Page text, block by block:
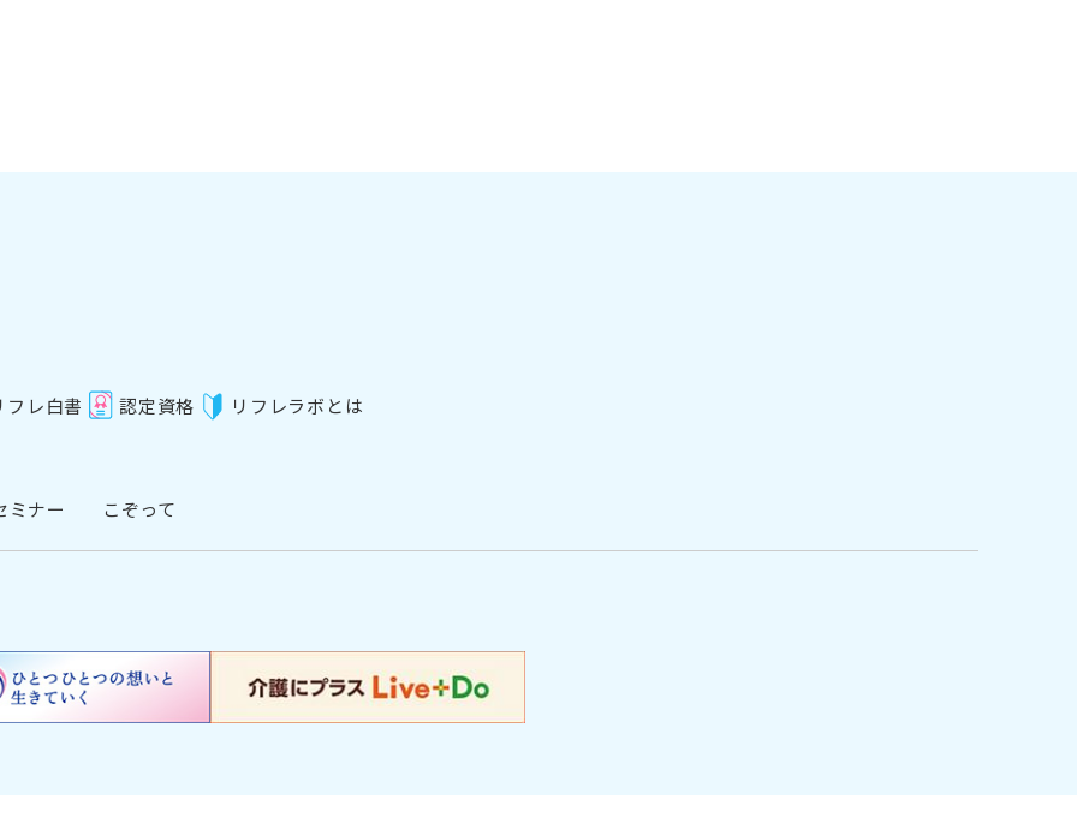
フレ白書 認定資格 リフレラボとは
ミナー こぞって